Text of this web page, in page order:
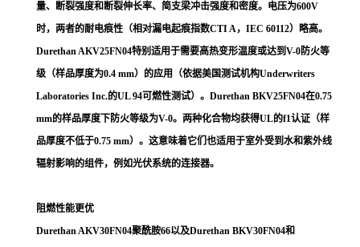
量、断裂强度和断裂伸长率、简支梁冲击强度和密度。电压为600V
时，两者的耐电痕性（相对漏电起痕指数CTI A，IEC 60112）略高。
Durethan AKV25FN04特别适用于需要高热变形温度或达到V-0防火等
级（样品厚度为0.4 mm）的应用（依据美国测试机构Underwriters
Laboratories Inc.的UL 94可燃性测试）。Durethan BKV25FN04在0.75
mm的样品厚度下防火等级为V-0。两种化合物均获得UL的f1认证（样
品厚度不低于0.75 mm）。这意味着它们也适用于室外受到水和紫外线
辐射影响的组件，例如光伏系统的连接器。
阻燃性能更优
Durethan AKV30FN04聚酰胺66以及Durethan BKV30FN04和